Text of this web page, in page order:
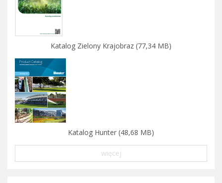
Katalog Zielony Krajobraz (77,34 MB)
Katalog Hunter (48,68 MB)
więcej